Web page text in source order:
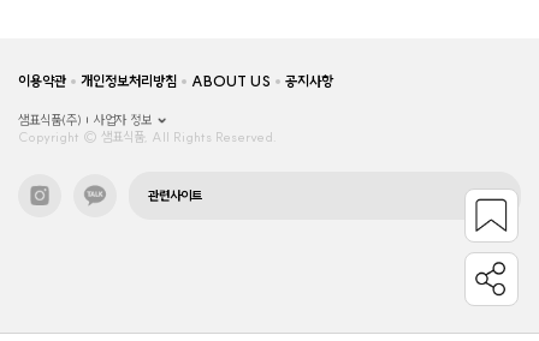
이용약관 개인정보처리방침 ABOUT US 공지사항
샘표식품(주)
사업자 정보
Copyright © 샘표식품, All Rights Reserved.
관련사이트